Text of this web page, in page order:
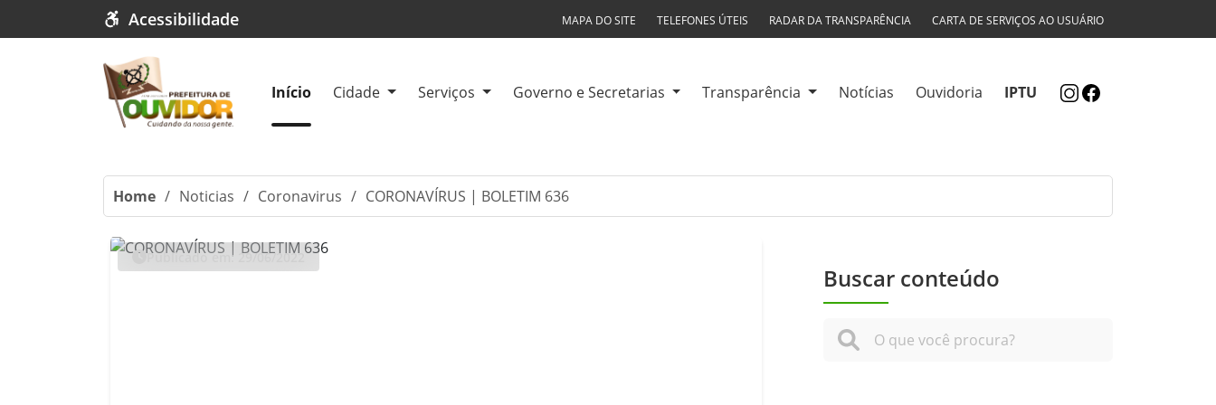
Acessibilidade MAPA DO SITE TELEFONES ÚTEIS RADAR DA TRANSPARÊNCIA CARTA DE SERVIÇOS AO USUÁRIO
Início Cidade Serviços Governo e Secretarias Transparência Notícias Ouvidoria IPTU
Home / Noticias / Coronavirus / CORONAVÍRUS | BOLETIM 636
Publicado em: 29/06/2022
Buscar conteúdo